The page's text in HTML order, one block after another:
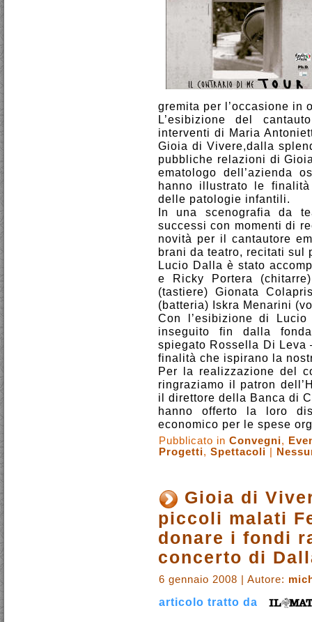
gremita per l’occasione in
L’esibizione del
interventi di Maria
Gioia di Vivere,dalla
pubbliche relazioni di
ematologo dell’azienda
hanno illustrato le
delle patologie infantili.
In una scenografia da
successi con momenti di
novità per il cantautore
brani da teatro, recitati sul
Lucio Dalla è stato
e Ricky Portera
(tastiere) Gionata
(batteria) Iskra Menarini
Con l’esibizione di
inseguito fin dalla
spiegato Rossella Di Leva
finalità che ispirano la
Per la realizzazione del
ringraziamo il patron
il direttore della Banca di
hanno offerto la loro
economico per le spese
Pubblicato in Convegni,
Progetti, Spettacoli
Gioia di
piccoli malati
donare i fondi
concerto di
6 gennaio 2008 | Autore:
articolo tratto da